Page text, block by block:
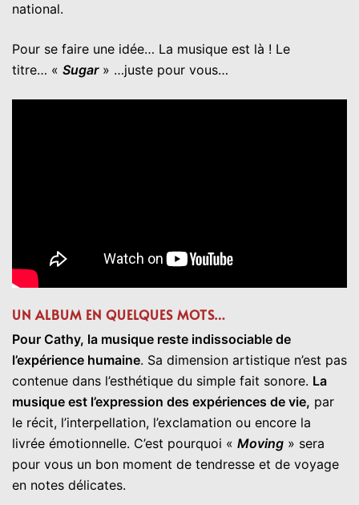
national.
Pour se faire une idée… La musique est là ! Le
titre… « Sugar» …juste pour vous…
UN ALBUM EN QUELQUES MOTS…
Pour Cathy, la musique reste indissociable de
l’expérience humaine. Sa dimension artistique n’est pas
contenue dans l’esthétique du simple fait sonore. La
musique est l’expression des expériences de vie, par
le récit, l’interpellation, l’exclamation ou encore la
livrée émotionnelle. C’est pourquoi « Moving » sera
pour vous un bon moment de tendresse et de voyage
en notes délicates.